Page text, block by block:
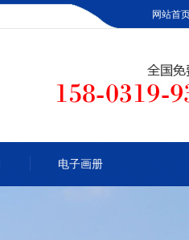
网站首
电子画册